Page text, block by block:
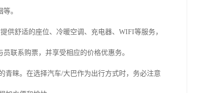
。
供舒适的座位、冷暖空调、充电器、WIFI等服务，
联系购票，并享受相应的价格优惠务。
青睐。在选择汽车/大巴作为出行方式时，务必注意